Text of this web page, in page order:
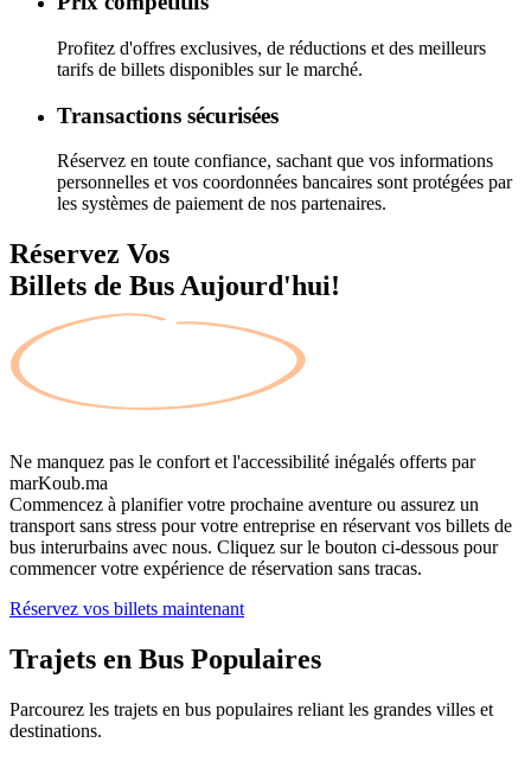
Profitez d'offres exclusives, de réductions et des meilleurs
tarifs de billets disponibles sur le marché.
Transactions sécurisées
Réservez en toute confiance, sachant que vos informations
personnelles et vos coordonnées bancaires sont protégées par
les systèmes de paiement de nos partenaires.
Réservez Vos
Billets de Bus Aujourd'hui!
Ne manquez pas le confort et l'accessibilité inégalés offerts par
marKoub.ma
Commencez à planifier votre prochaine aventure ou assurez un
transport sans stress pour votre entreprise en réservant vos billets de
bus interurbains avec nous. Cliquez sur le bouton ci-dessous pour
commencer votre expérience de réservation sans tracas.
Réservez vos billets maintenant
Trajets en Bus Populaires
Parcourez les trajets en bus populaires reliant les grandes villes et
destinations.